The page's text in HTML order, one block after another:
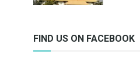
FIND US ON FACEBOOK